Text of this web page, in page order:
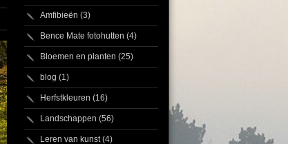
Amfibieën (3)
Bence Mate fotohutten (4)
Bloemen en planten (25)
blog (1)
Herfstkleuren (16)
Landschappen (56)
Leren van kunst(4)